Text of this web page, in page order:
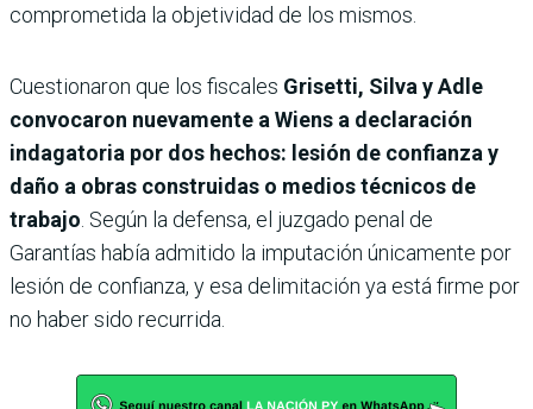
comprometida la objetividad de los mismos.
Cuestionaron que los fiscales Grisetti, Silva y Adle
convocaron nuevamente a Wiens a declaración
indagatoria por dos hechos: lesión de confianza y
daño a obras construidas o medios técnicos de
trabajo . Según la defensa, el juzgado penal de
Garantías había admitido la imputación únicamente por
lesión de confianza, y esa delimitación ya está firme por
no haber sido recurrida.